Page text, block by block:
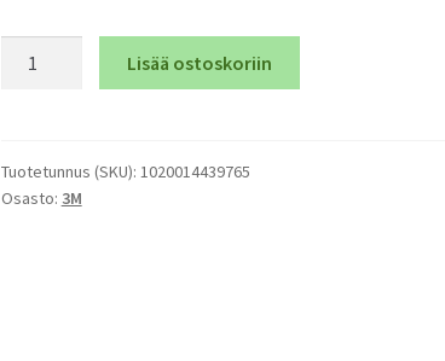
polttimo
ja
Lisää ostoskoriin
Tuotetunnus (SKU): 1020014439765
Osasto: 3M